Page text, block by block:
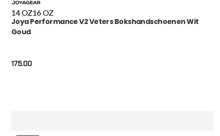
14 OZ16 OZ
Joya Performance V2 Veters Bokshandschoenen Wit
Goud
175.00